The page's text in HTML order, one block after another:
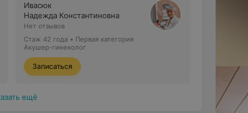
Ивасюк
Надежда Константиновна
Нет отзывов
Стаж 42 года • Первая категория
Акушер-гинеколог
Записаться
ещё